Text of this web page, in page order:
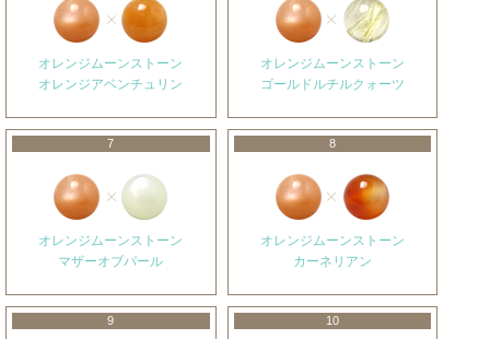
オレンジムーンストーン
オレンジアベンチュリン
オレンジムーンストーン
ゴールドルチルクォーツ
7
オレンジムーンストーン
マザーオブパール
8
オレンジムーンストーン
カーネリアン
9 10